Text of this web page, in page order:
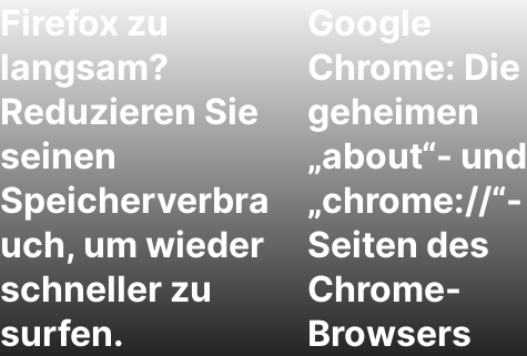
Firefox zu
langsam?
Reduzieren Sie
seinen
Speicherverbra
uch, um wieder
schneller zu
surfen.
Google
Chrome: Die
geheimen
„about“- und
„chrome://“-
Seiten des
Chrome-
Browsers